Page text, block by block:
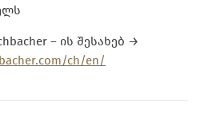
– ის შესახებ →
ch/en/